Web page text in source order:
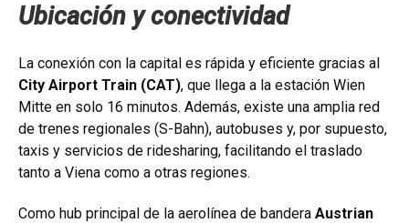
Ubicación y conectividad
La conexión con la capital es rápida y eficiente gracias al
City Airport Train (CAT), que llega a la estación Wien
Mitte en solo 16 minutos. Además, existe una amplia red
de trenes regionales (S-Bahn), autobuses y, por supuesto,
taxis y servicios de ridesharing, facilitando el traslado
tanto a Viena como a otras regiones.
Como hub principal de la aerolínea de bandera Austrian